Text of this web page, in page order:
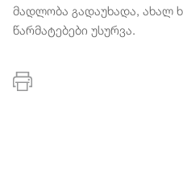
მადლობა გადაუხადა, ახალ
წარმატებები უსურვა.